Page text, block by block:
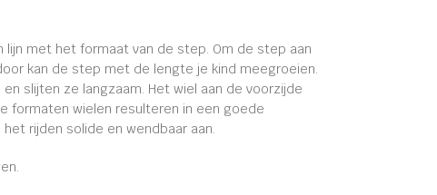
met het formaat van de step. Om de step aan
kan de step met de lengte je kind meegroeien.
slijten ze langzaam. Het wiel aan de voorzijde
formaten wielen resulteren in een goede
rijden solide en wendbaar aan.